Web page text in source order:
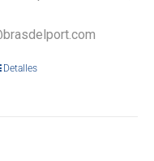
Detalles